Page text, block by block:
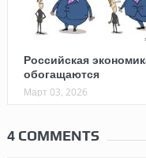
Российская
обогащаются
Март 03, 2026
4 COMMENTS